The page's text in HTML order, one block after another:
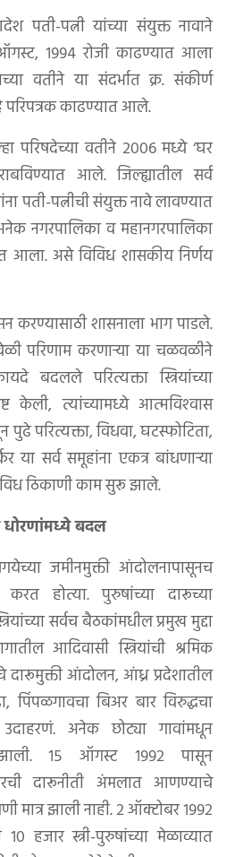
पती-पत्नी यांच्या संयुक्त नावाने
१९९४ रोजी काढण्यात आला
वतीने या संदर्भात क्र. संकीर्ण
परिपत्रक काढण्यात आले.
परिषदेच्या वतीने २००६ मध्ये ‘घर
आले. जिल्ह्यातील सर्व
पती-पत्नीची संयुक्त नावे लावण्यात
नगरपालिका व महानगरपालिका
आला. असे विविध शासकीय निर्णय
करण्यासाठी शासनाला भाग पाडले.
परिणाम करणार्‍या या चळवळीने
बदलले परित्यक्ता स्त्रियांच्या
केली, त्यांच्यामध्ये आत्मविश्‍वास
परित्यक्ता, विधवा, घटस्फोटिता,
या सर्व समूहांना एकत्र बांधणार्‍या
ठिकाणी काम सुरू झाले.
बदल
जमीनमुक्ती आंदोलनापासूनच
करत होत्या. पुरुषांच्या दारूच्या
सर्वच बैठकांमधील प्रमुख मुद्दा
आदिवासी स्त्रियांची श्रमिक
दारूमुक्ती आंदोलन, आंध्र प्रदेशातील
पिंपळगावचा बिअर बार विरुद्धचा
अनेक छोट्या गावांमधून
१५ ऑगस्ट १९९२ पासून
दारूनीती अंमलात आणण्याचे
झाली नाही. २ ऑक्टोबर १९९२
हजार स्त्री-पुरुषांच्या मेळाव्यात